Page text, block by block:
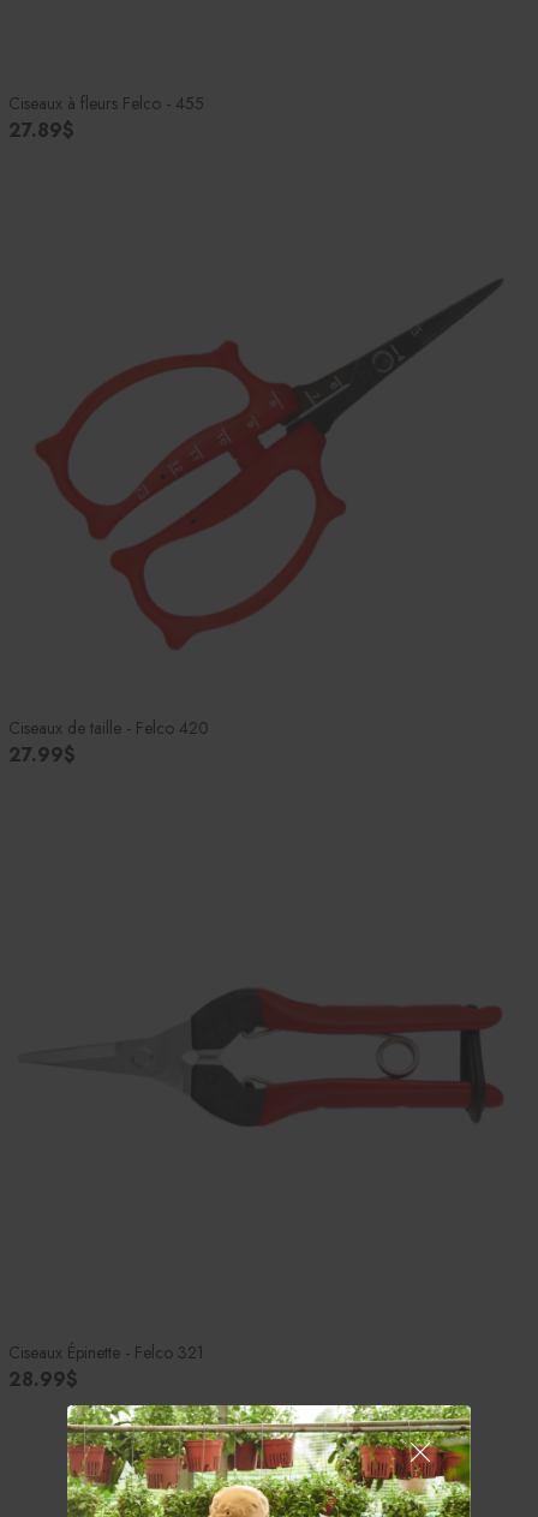
Ciseaux à fleurs Felco - 455
27.89$
Ciseaux de taille - Felco 420
27.99$
Ciseaux Épinette - Felco 321
28.99$